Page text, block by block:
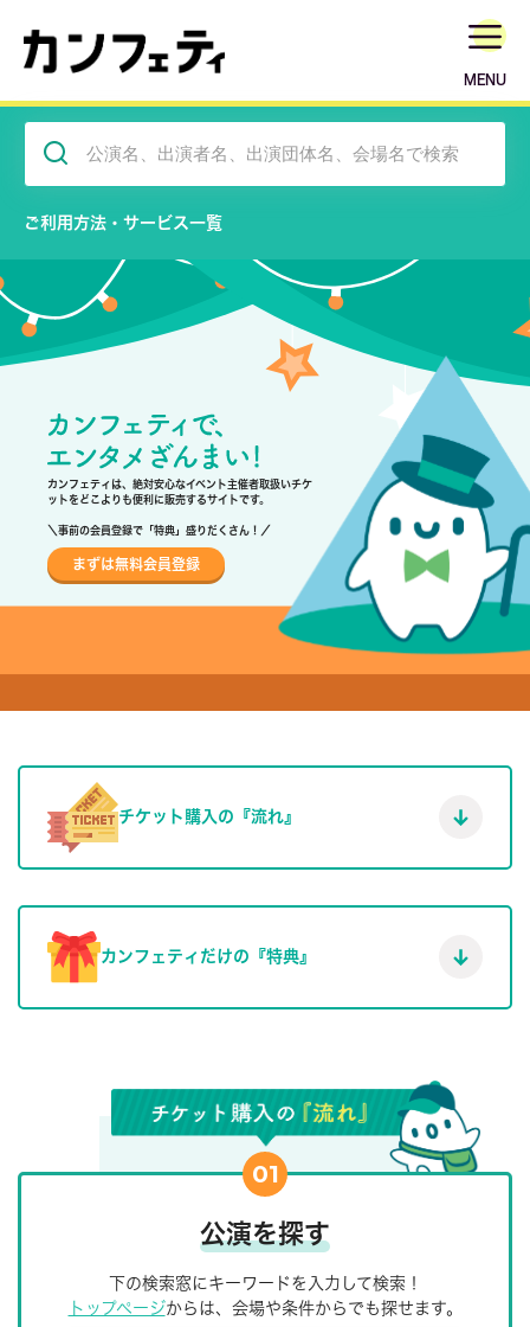
MENU
ご利用方法・サービス一覧
カンフェティは、絶対安心なイベント主催者取扱いチケ
ットをどこよりも便利に販売するサイトです。
＼事前の会員登録で「特典」盛りだくさん！／
まずは無料会員登録
チケット購入の『流れ』
カンフェティだけの『特典』
01
公演を探す
下の検索窓にキーワードを入力して検索！
トップページからは、会場や条件からでも探せます。